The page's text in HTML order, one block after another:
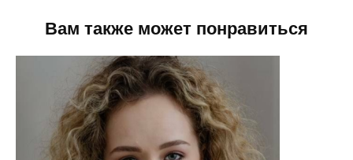
Вам также может понравиться